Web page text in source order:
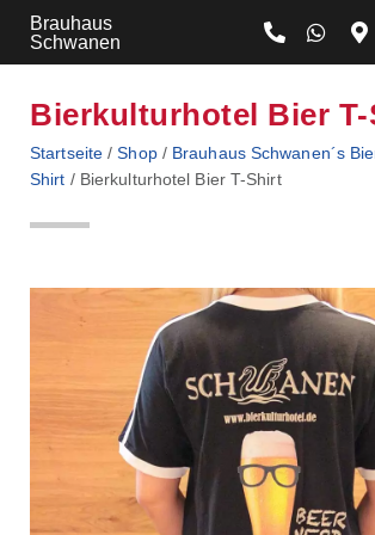
Brauhaus
Schwanen
Bierkulturhotel Bier
Startseite /Shop/ Brauhaus Schwanen´s
Shirt / Bierkulturhotel Bier T-Shirt